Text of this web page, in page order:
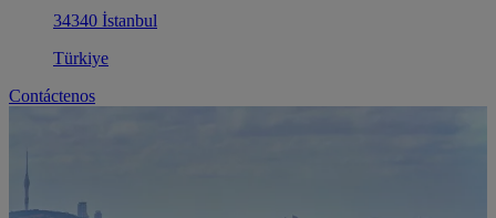
34340 İstanbul
Türkiye
Contáctenos